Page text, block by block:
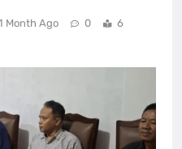
Month Ago 0
6